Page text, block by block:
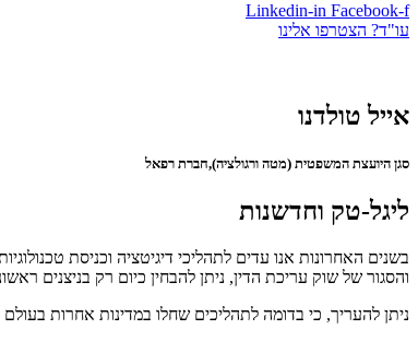
Linkedin-in Facebook-f
עו"ד? הצטרפו אלינו
אייל טולדנו
סגן היועצת המשפטית (מטה ורגולציה),חברת רפאל
ליגל-טק וחדשנות
בשנים האחרונות אנו עדים לתהליכי דיגיטציה וכניסת
והסגור של שוק עריכת הדין, ניתן להבחין כיום רק בניצנים
ניתן להעריך, כי בדומה לתהליכים שחלו במדינות אחרות